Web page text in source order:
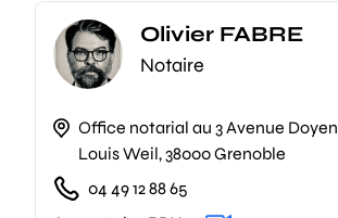
Olivier FABRE
Notaire
Office notarial au 3 Avenue Doyen
Louis Weil, 38000 Grenoble
04 49 12 88 65